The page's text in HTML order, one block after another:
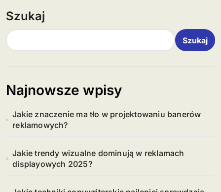
Szukaj
Szukaj
Najnowsze wpisy
Jakie znaczenie ma tło w projektowaniu banerów
reklamowych?
Jakie trendy wizualne dominują w reklamach
displayowych 2025?